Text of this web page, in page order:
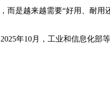
而是越来越需要“好用、耐
年10月，工业和信息化